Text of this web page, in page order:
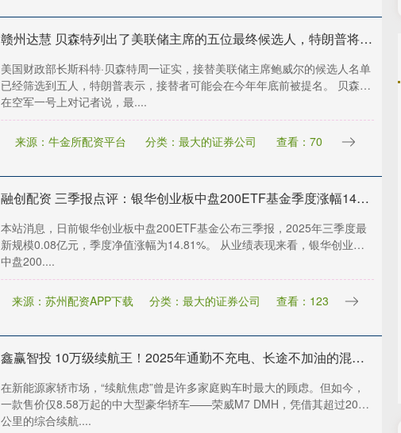
赣州达慧 贝森特列出了美联储主席的五位最终候选人，特朗普将在年底前做出决定
美国财政部长斯科特·贝森特周一证实，接替美联储主席鲍威尔的候选人名单
已经筛选到五人，特朗普表示，接替者可能会在今年年底前被提名。 贝森特
在空军一号上对记者说，最....
来源：牛金所配资平台 分类：最大的证券公司 查看：70
融创配资 三季报点评：银华创业板中盘200ETF基金季度涨幅1481%
本站消息，日前银华创业板中盘200ETF基金公布三季报，2025年三季度最
新规模0.08亿元，季度净值涨幅为14.81%。 从业绩表现来看，银华创业板
中盘200....
来源：苏州配资APP下载 分类：最大的证券公司 查看：123
鑫赢智投 10万级续航王！2025年通勤不充电、长途不加油的混动旗舰来袭！
在新能源家轿市场，“续航焦虑”曾是许多家庭购车时最大的顾虑。但如今，
一款售价仅8.58万起的中大型豪华轿车——荣威M7 DMH，凭借其超过2000
公里的综合续航....